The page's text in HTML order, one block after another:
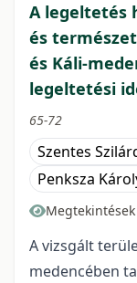
A legeltetés
és
és Káli-
legeltetési
65-72
Szentes
Penksza
A vizsgált
medencében